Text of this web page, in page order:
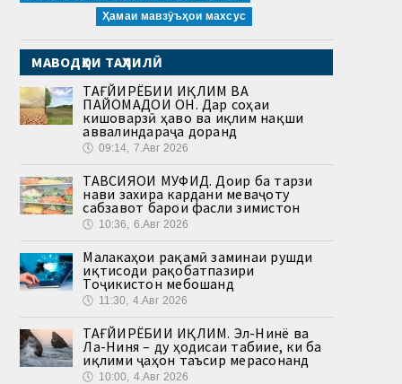
Ҳамаи мавзӯъҳои махсус
МАВОДҲОИ ТАҲЛИЛӢ
ТАҒЙИРЁБИИ ИҚЛИМ ВА
ПАЙОМАДҲОИ ОН. Дар соҳаи
кишоварзӣ ҳаво ва иқлим нақши
аввалиндараҷа доранд
🕔 09:14, 7.Авг 2026
ТАВСИЯҲОИ МУФИД. Доир ба тарзи
нави захира кардани меваҷоту
сабзавот барои фасли зимистон
🕔 10:36, 6.Авг 2026
Малакаҳои рақамӣ заминаи рушди
иқтисоди рақобатпазири
Тоҷикистон мебошанд
🕔 11:30, 4.Авг 2026
ТАҒЙИРЁБИИ ИҚЛИМ. Эл-Нинё ва
Ла-Ниня – ду ҳодисаи табиие, ки ба
иқлими ҷаҳон таъсир мерасонанд
🕔 10:00, 4.Авг 2026